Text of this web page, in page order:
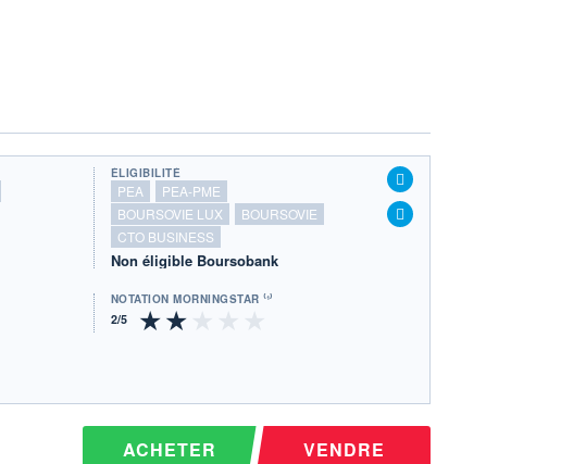
ÉLIGIBILITÉ
PEA
PEA-PME
BOURSOVIE LUX
BOURSOVIE
CTO BUSINESS
Non éligible Boursobank
NOTATION MORNINGSTAR ⁽¹⁾
ACHETER VENDRE